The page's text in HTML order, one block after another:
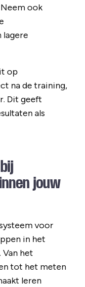
ook
lagere
op
na de training,
Dit geeft
als
jouw
voor
in het
het
tot het meten
leren